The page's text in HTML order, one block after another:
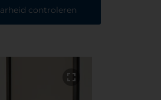
controleren